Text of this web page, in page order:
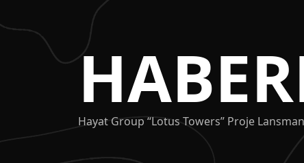
Hayat Group “Lotus Towers” Proje